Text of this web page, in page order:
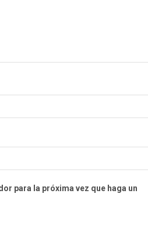
para la próxima vez que haga un